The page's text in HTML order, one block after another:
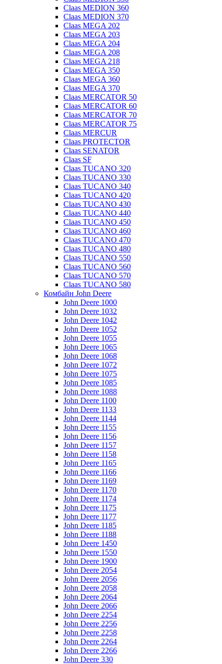
Claas MEDION 360
Claas MEDION 370
Claas MEGA 202
Claas MEGA 203
Claas MEGA 204
Claas MEGA 208
Claas MEGA 218
Claas MEGA 350
Claas MEGA 360
Claas MEGA 370
Claas MERCATOR 50
Claas MERCATOR 60
Claas MERCATOR 70
Claas MERCATOR 75
Claas MERCUR
Claas PROTECTOR
Claas SENATOR
Claas SF
Claas TUCANO 320
Claas TUCANO 330
Claas TUCANO 340
Claas TUCANO 420
Claas TUCANO 430
Claas TUCANO 440
Claas TUCANO 450
Claas TUCANO 460
Claas TUCANO 470
Claas TUCANO 480
Claas TUCANO 550
Claas TUCANO 560
Claas TUCANO 570
Claas TUCANO 580
Комбайн John Deere
John Deere 1000
John Deere 1032
John Deere 1042
John Deere 1052
John Deere 1055
John Deere 1065
John Deere 1068
John Deere 1072
John Deere 1075
John Deere 1085
John Deere 1088
John Deere 1100
John Deere 1133
John Deere 1144
John Deere 1155
John Deere 1156
John Deere 1157
John Deere 1158
John Deere 1165
John Deere 1166
John Deere 1169
John Deere 1170
John Deere 1174
John Deere 1175
John Deere 1177
John Deere 1185
John Deere 1188
John Deere 1450
John Deere 1550
John Deere 1900
John Deere 2054
John Deere 2056
John Deere 2058
John Deere 2064
John Deere 2066
John Deere 2254
John Deere 2256
John Deere 2258
John Deere 2264
John Deere 2266
John Deere 330